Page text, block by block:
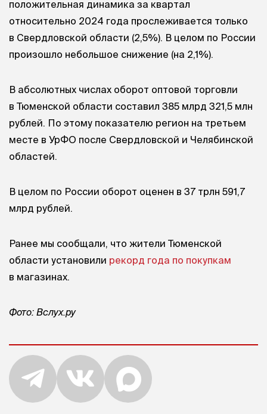
положительная динамика за квартал
относительно 2024 года прослеживается только
в Свердловской области (2,5%). В целом по России
произошло небольшое снижение (на 2,1%).
В абсолютных числах оборот оптовой торговли
в Тюменской области составил 385 млрд 321,5 млн
рублей. По этому показателю регион на третьем
месте в УрФО после Свердловской и Челябинской
областей.
В целом по России оборот оценен в 37 трлн 591,7
млрд рублей.
Ранее мы сообщали, что жители Тюменской
области установили рекорд года по покупкам
в магазинах.
Фото: Вслух.ру